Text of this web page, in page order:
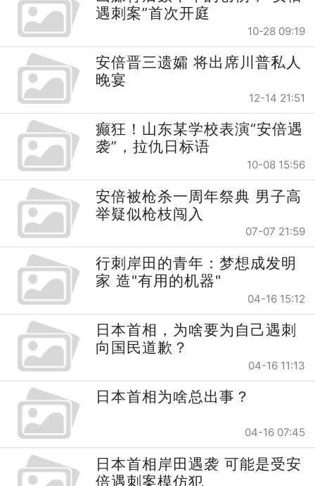
遇刺案”首次开庭
10-28 09:19
安倍晋三遗孀 将出席川普私人
晚宴
12-14 21:51
癫狂！山东某学校表演“安倍遇
袭”，拉仇日标语
10-08 15:56
安倍被枪杀一周年祭典 男子高
举疑似枪枝闯入
07-07 21:59
行刺岸田的青年：梦想成发明
家 造"有用的机器"
04-16 15:12
日本首相，为啥要为自己遇刺
向国民道歉？
04-16 11:13
日本首相为啥总出事？
04-16 07:45
日本首相岸田遇袭 可能是受安
倍遇刺案模仿犯